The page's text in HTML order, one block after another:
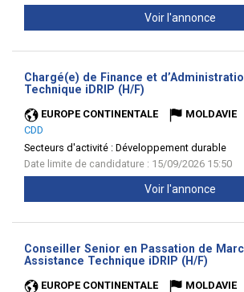
Voir l'annonce
Chargé(e) de Finance et
Technique iDRIP (H/F)
EUROPE CONTINENTALE MOLDAVIE
CDD
Secteurs d'activité : Développement durable
Date limite de candidature : 15/09/2026 15:50
Voir l'annonce
Conseiller Senior en Passation de
Assistance Technique iDRIP (H/F)
EUROPE CONTINENTALE MOLDAVIE